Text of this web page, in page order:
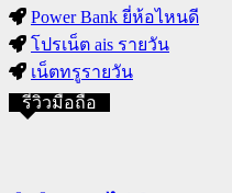
Power Bank ยี่ห้อไหนดี
โปรเน็ต ais รายวัน
เน็ตทรูรายวัน
รีวิวมือถือ